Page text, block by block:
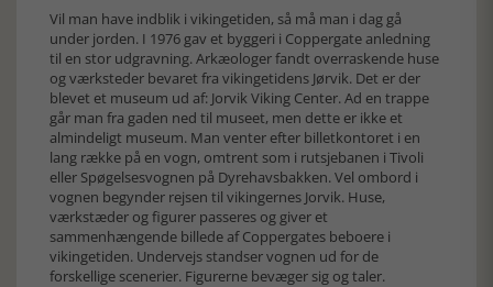
Vil man have indblik i vikingetiden, så må man i dag gå
under jorden. I 1976 gav et byggeri i Coppergate anledning
til en stor udgravning. Arkæologer fandt overraskende huse
og værksteder bevaret fra vikingetidens Jørvik. Det er der
blevet et museum ud af: Jorvik Viking Center. Ad en trappe
går man fra gaden ned til museet, men dette er ikke et
almindeligt museum. Man venter efter billetkontoret i en
lang række på en vogn, omtrent som i rutsjebanen i Tivoli
eller Spøgelsesvognen på Dyrehavsbakken. Vel ombord i
vognen begynder rejsen til vikingernes Jorvik. Huse,
værkstæder og figurer passeres og giver et
sammenhængende billede af Coppergates beboere i
vikingetiden. Undervejs standser vognen ud for de
forskellige scenerier. Figurerne bevæger sig og taler.